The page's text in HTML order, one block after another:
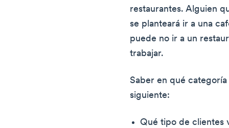
restaurantes. Alguien
se planteará ir a una
puede no ir a un
trabajar.
Saber en qué
siguiente:
Qué tipo de clientes